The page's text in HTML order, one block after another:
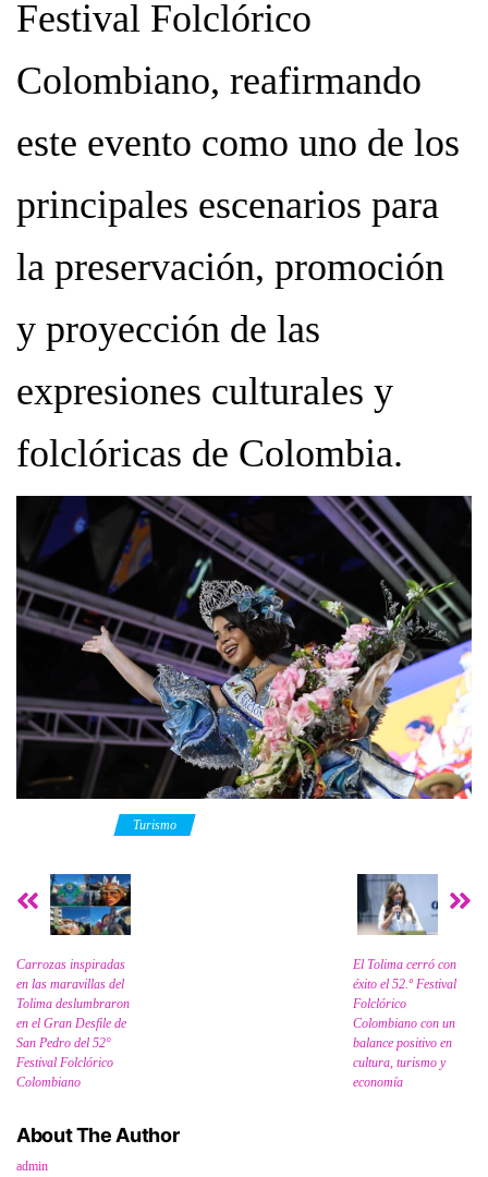
Festival Folclórico
Colombiano, reafirmando
este evento como uno de los
principales escenarios para
la preservación, promoción
y proyección de las
expresiones culturales y
folclóricas de Colombia.
Turismo
Carrozas inspiradas
en las maravillas del
Tolima deslumbraron
en el Gran Desfile de
San Pedro del 52°
Festival Folclórico
Colombiano
El Tolima cerró con
éxito el 52.º Festival
Folclórico
Colombiano con un
balance positivo en
cultura, turismo y
economía
About The Author
admin